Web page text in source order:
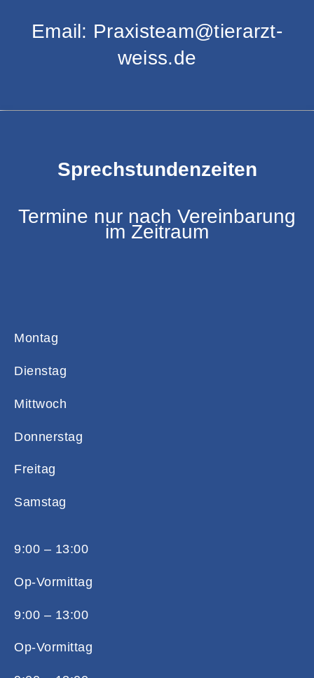
Email: Praxisteam@tierarzt-
weiss.de
Sprechstundenzeiten
Termine nur nach Vereinbarung
im Zeitraum
Montag
Dienstag
Mittwoch
Donnerstag
Freitag
Samstag
9:00 – 13:00
Op-Vormittag
9:00 – 13:00
Op-Vormittag